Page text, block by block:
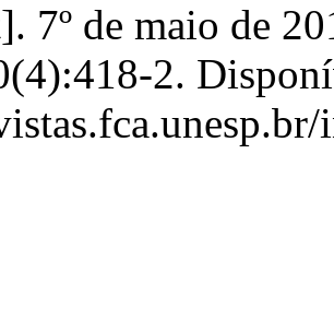
7º de maio de
2.